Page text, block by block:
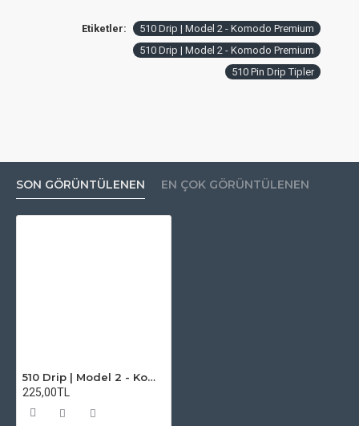
Etiketler:
510 Drip | Model 2 - Komodo Premium
510 Drip | Model 2 - Komodo Premium
510 Pin Drip Tipler
SON GÖRÜNTÜLENEN EN ÇOK GÖRÜNTÜLENEN
510 Drip | Model 2 - Komodo Premium
225,00TL